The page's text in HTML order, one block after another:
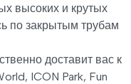
высоких и крутых
по закрытым трубам
доставит вас к
ICON Park, Fun